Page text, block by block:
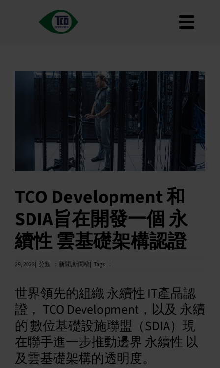
切
導
覽
如何使用
道路地圖
Product Finder
聯繫我們
通訊
我的帳戶
搜索
中文 (繁體)
TCO Development 和
SDIA旨在開發一個 永
續性 雲基礎架構認證
29, 2023| 分類 ： 新聞,新聞稿| Tags ：
世界領先的組織 永續性 IT產品認
證， TCO Development，以及 永續
的 數位基礎設施聯盟（SDIA）現
在聯手進一步推動邊界 永續性 以
及雲基礎架構的透明度。